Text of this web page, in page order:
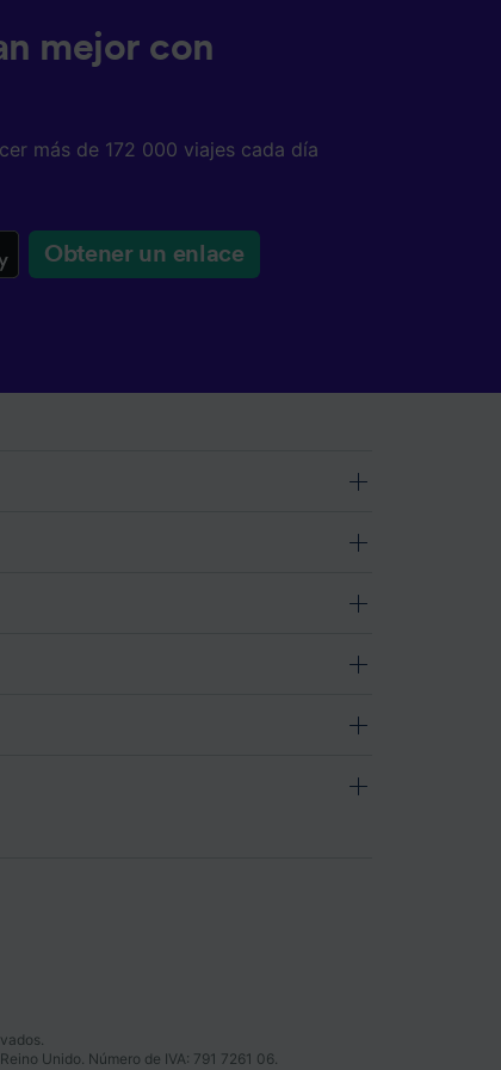
mejor con
más de 172 000 viajes cada día
Obtener un enlace
Unido. Número de IVA: 791 7261 06.